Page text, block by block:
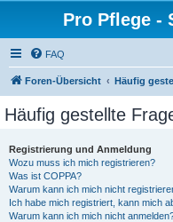
Pro Pflege -
FAQ
Foren-Übersicht Häufig
Häufig gestellte
Registrierung und Anmeldung
Wozu muss ich mich registrieren?
Was ist COPPA?
Warum kann ich mich nicht
Ich habe mich registriert, kann mich
Warum kann ich mich nicht